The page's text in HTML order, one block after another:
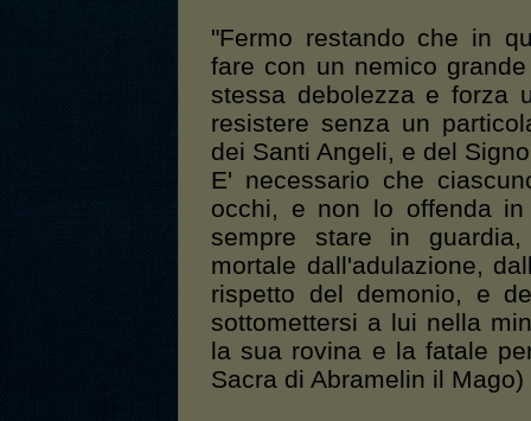
"Fermo restando che in
fare con un nemico
stessa debolezza e forza
resistere senza un
dei Santi Angeli, e del
E' necessario che
occhi, e non lo offenda
sempre stare in
mortale dall'adulazione,
rispetto del demonio, e
sottomettersi a lui nella
la sua rovina e la fatale
Sacra di Abramelin il Mago)